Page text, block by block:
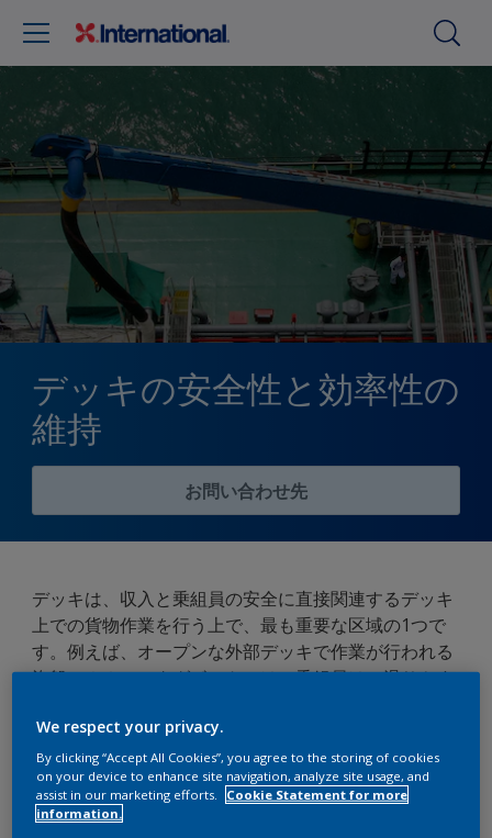
デッキの安全性と効率性の
維持
お問い合わせ先
デッキは、収入と乗組員の安全に直接関連するデッキ
上での貨物作業を行う上で、最も重要な区域の1つで
す。例えば、オープンな外部デッキで作業が行われる
漁船、ＯＳＶ、タグボートでは、乗組員は、滑りやす
れ、滑り止めのデッキコーティングが必要不可欠であ
ると考えられます。
「プロファイル」またはテクスチャーを塗料に持たせ
るために、骨材を含む、高耐久性、耐摩耗性のポリマ
We respect your privacy.
By clicking “Accept All Cookies”, you agree to the storing of cookies
on your device to enhance site navigation, analyze site usage, and
assist in our marketing efforts.
Cookie Statement for more
information.